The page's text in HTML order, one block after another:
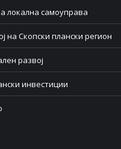
локална самоуправа
на Скопски плански регион
развој
инвестиции